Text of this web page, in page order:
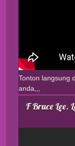
Tonton langsung
anda,,,
F Bruce Lee.